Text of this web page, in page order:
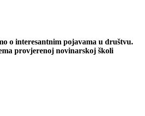
o interesantnim pojavama u društvu.
provjerenoj novinarskoj školi